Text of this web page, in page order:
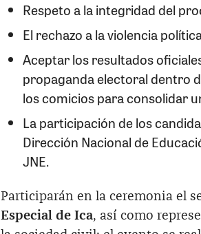
Respeto a la integridad del
El rechazo a la violencia
Aceptar los resultados
propaganda electoral dentro
los comicios para consolidar
La participación de los
Dirección Nacional de
JNE.
Participarán en la ceremonia el
Especial de Ica, así como